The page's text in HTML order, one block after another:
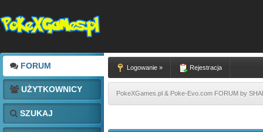
FORUM
UŻYTKOWNICY
SZUKAJ
Logowanie » Rejestracja
PokeXGames.pl & Poke-Evo.com FORUM by